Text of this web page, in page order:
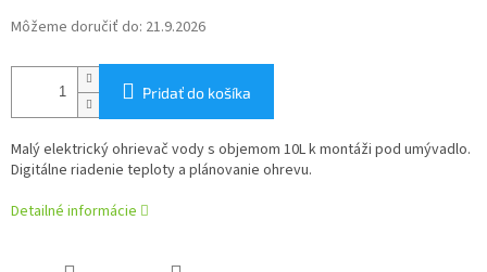
Môžeme doručiť do: 21.9.2026
Pridať do košíka
Malý elektrický ohrievač vody s objemom 10L k montáži pod umývadlo.
Digitálne riadenie teploty a plánovanie ohrevu.
Detailné informácie